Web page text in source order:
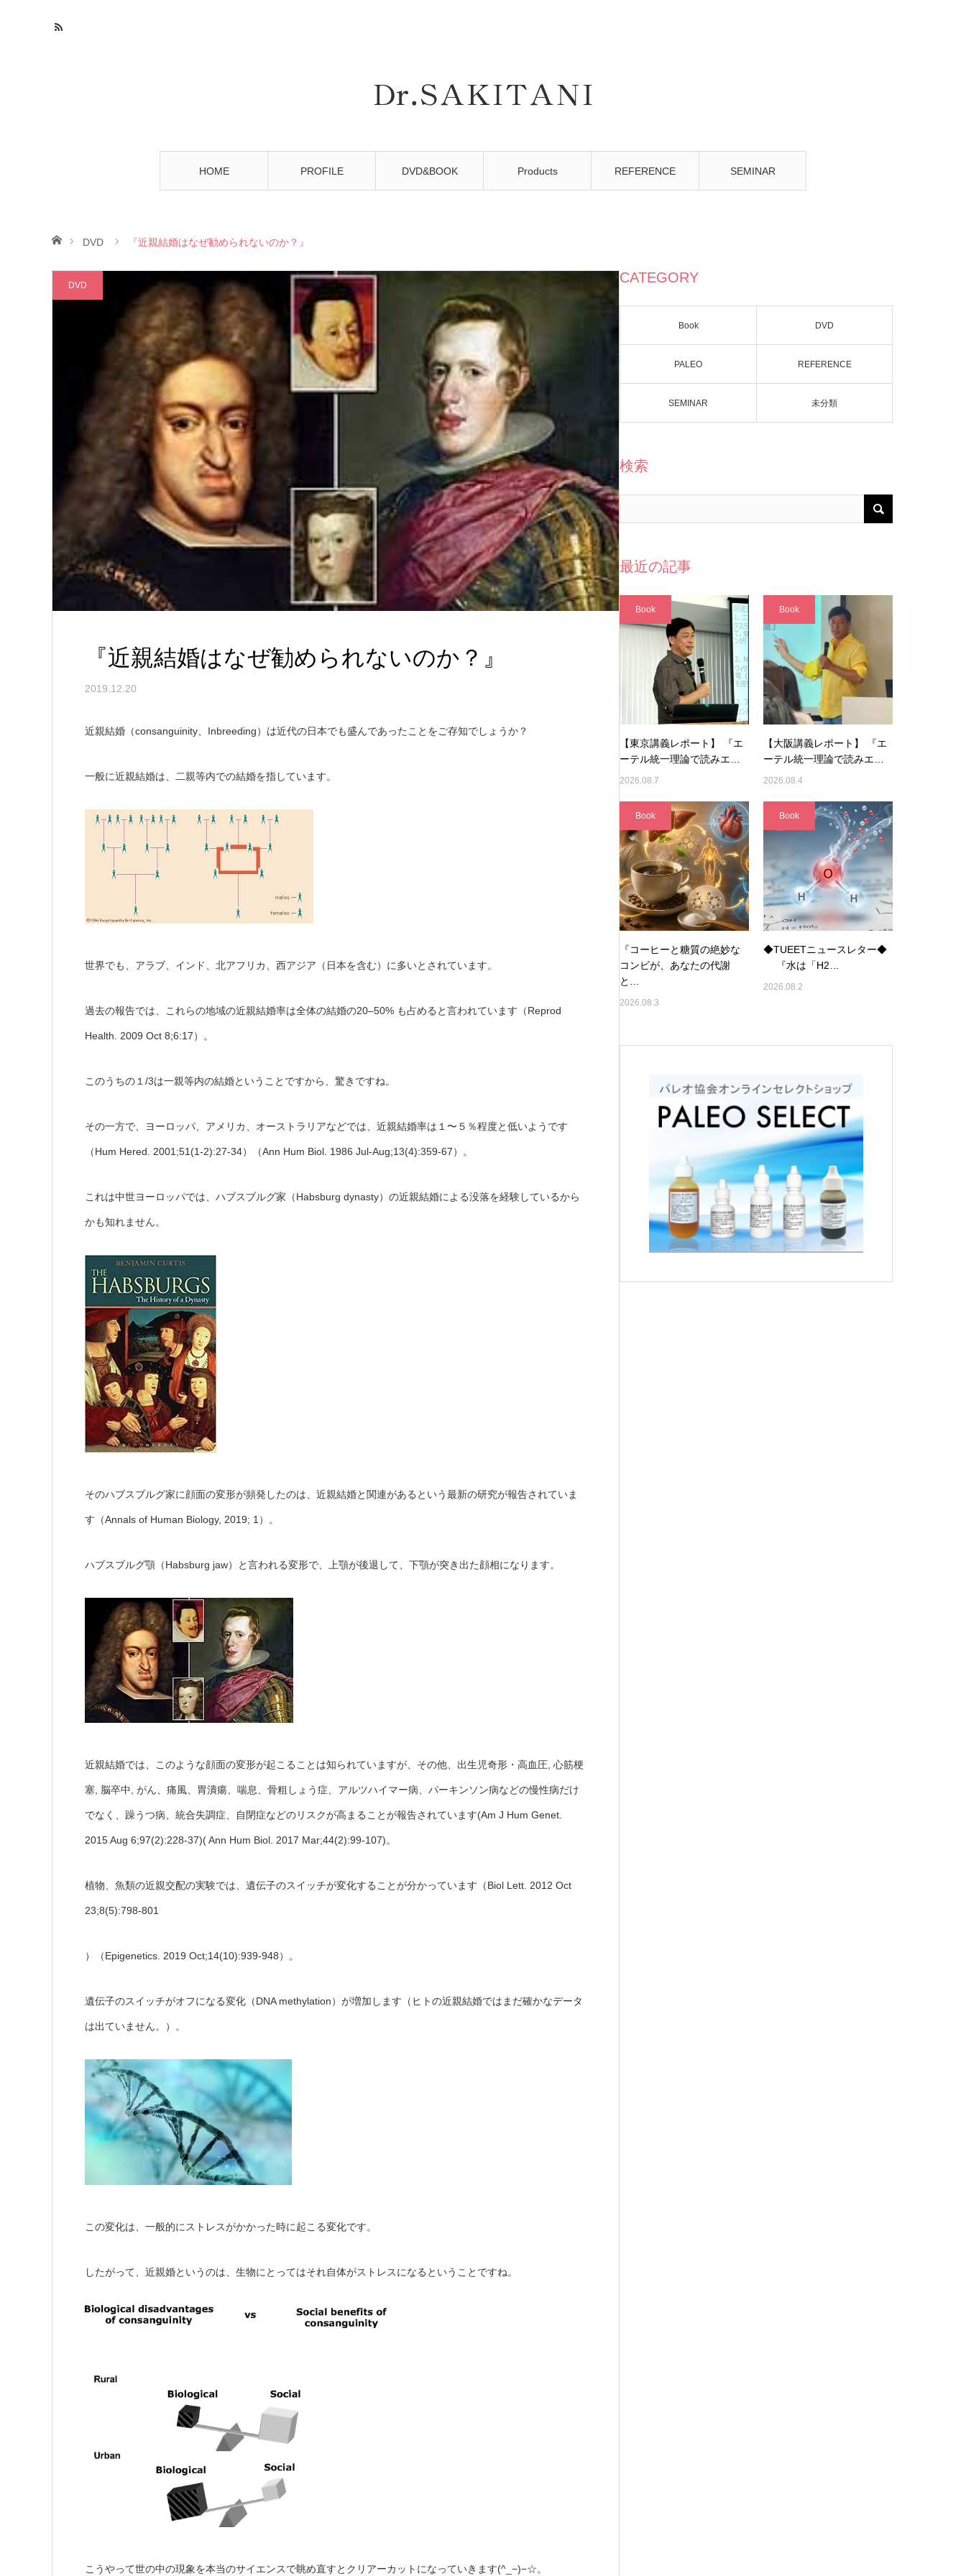
HOME PROFILE DVD&BOOK Products REFERENCE SEMINAR
ホームDVD 『近親結婚はなぜ勧められないのか？』
DVD
『近親結婚はなぜ勧められないのか？』
2019.12.20
近親結婚（consanguinity、Inbreeding）は近代の日本でも盛んであったことをご存知でしょうか？
一般に近親結婚は、二親等内での結婚を指しています。
世界でも、アラブ、インド、北アフリカ、西アジア（日本を含む）に多いとされています。
過去の報告では、これらの地域の近親結婚率は全体の結婚の20–50% も占めると言われています（Reprod
Health. 2009 Oct 8;6:17）。
このうちの１/3は一親等内の結婚ということですから、驚きですね。
その一方で、ヨーロッパ、アメリカ、オーストラリアなどでは、近親結婚率は１〜５％程度と低いようです
（Hum Hered. 2001;51(1-2):27-34）（Ann Hum Biol. 1986 Jul-Aug;13(4):359-67）。
これは中世ヨーロッパでは、ハブスブルグ家（Habsburg dynasty）の近親結婚による没落を経験しているから
かも知れません。
そのハブスブルグ家に顔面の変形が頻発したのは、近親結婚と関連があるという最新の研究が報告されていま
す（Annals of Human Biology, 2019; 1）。
ハブスブルグ顎（Habsburg jaw）と言われる変形で、上顎が後退して、下顎が突き出た顔相になります。
近親結婚では、このような顔面の変形が起こることは知られていますが、その他、出生児奇形・高血圧, 心筋梗
塞, 脳卒中, がん、痛風、胃潰瘍、喘息、骨粗しょう症、アルツハイマー病、パーキンソン病などの慢性病だけ
でなく、躁うつ病、統合失調症、自閉症などのリスクが高まることが報告されています(Am J Hum Genet.
2015 Aug 6;97(2):228-37)( Ann Hum Biol. 2017 Mar;44(2):99-107)。
植物、魚類の近親交配の実験では、遺伝子のスイッチが変化することが分かっています（Biol Lett. 2012 Oct
23;8(5):798-801
）（Epigenetics. 2019 Oct;14(10):939-948）。
遺伝子のスイッチがオフになる変化（DNA methylation）が増加します（ヒトの近親結婚ではまだ確かなデータ
は出ていません。）。
この変化は、一般的にストレスがかかった時に起こる変化です。
したがって、近親婚というのは、生物にとってはそれ自体がストレスになるということですね。
こうやって世の中の現象を本当のサイエンスで眺め直すとクリアーカットになっていきます(^_−)−☆。
CATEGORY
Book DVD
PALEO REFERENCE
SEMINAR 未分類
検索
最近の記事
Book
【東京講義レポート】 『エ
ーテル統一理論で読みエ…
2026.08.7
Book
【大阪講義レポート】 『エ
ーテル統一理論で読みエ…
2026.08.4
Book
『コーヒーと糖質の絶妙な
コンビが、あなたの代謝
と…
2026.08.3
Book
◆TUEETニュースレター◆
『水は「H2…
2026.08.2